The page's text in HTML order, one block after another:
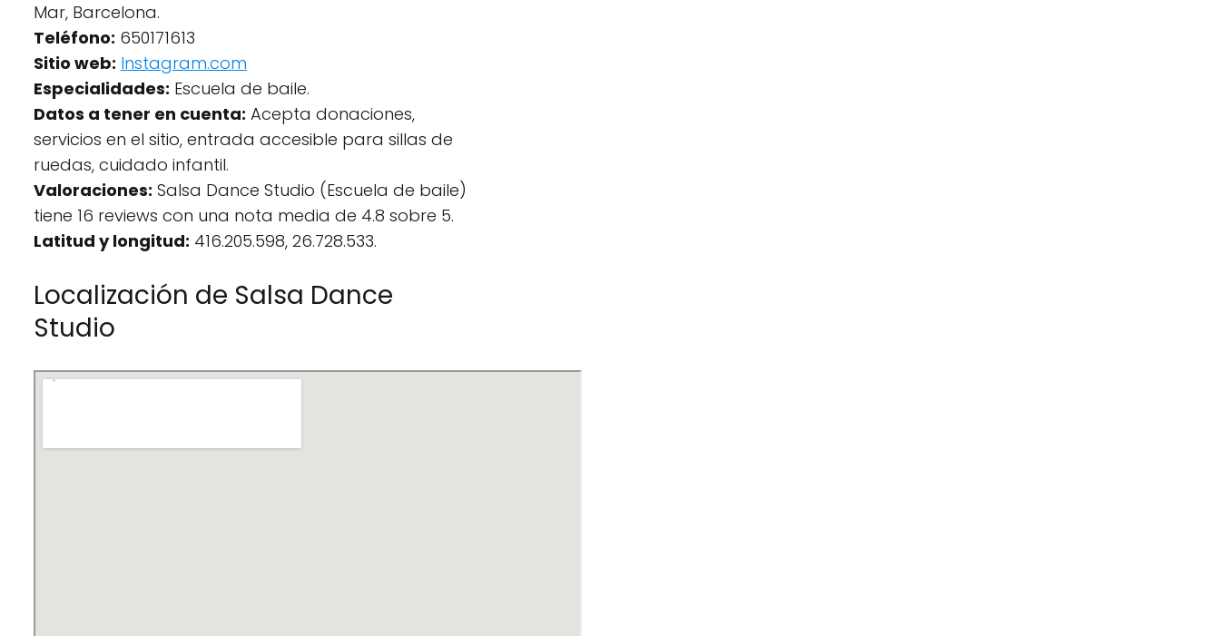
Mar, Barcelona.
Teléfono: 650171613
Sitio web: Instagram.com
Especialidades: Escuela de baile.
Datos a tener en cuenta: Acepta donaciones,
servicios en el sitio, entrada accesible para sillas de
ruedas, cuidado infantil.
Valoraciones: Salsa Dance Studio (Escuela de baile)
tiene 16 reviews con una nota media de 4.8 sobre 5.
Latitud y longitud: 416.205.598, 26.728.533.
Localización de Salsa Dance
Studio